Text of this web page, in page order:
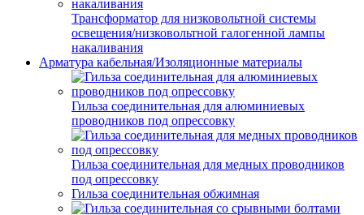
Трансформатор для низковольтной системы
освещения/низковольтной галогенной лампы
накаливания
Арматура кабельная/Изоляционные материалы
Гильза соединительная для алюминиевых
проводников под опрессовку
Гильза соединительная для медных проводников
под опрессовку
Гильза соединительная обжимная